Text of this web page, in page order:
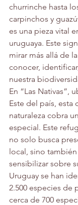
churrinche hasta
carpinchos y
es una pieza vital
uruguaya. Este
mirar más allá de
conocer,
nuestra
En “Las Nativas”,
Este del país, esta
naturaleza cobra
especial. Este
no solo busca
local, sino
sensibilizar sobre
Uruguay se han
2.500 especies de
cerca de 700